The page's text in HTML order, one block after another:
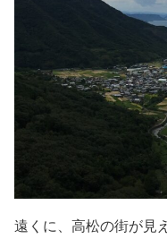
遠くに、高松の街が見